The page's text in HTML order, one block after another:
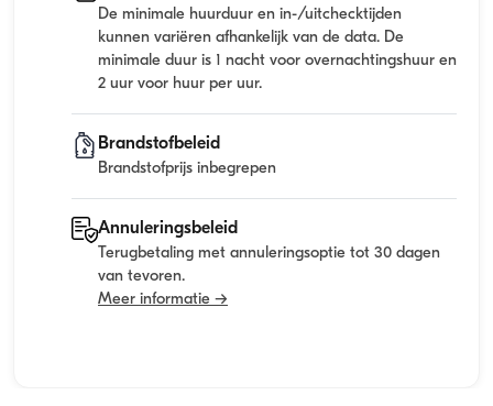
De minimale huurduur en in-/uitchecktijden
kunnen variëren afhankelijk van de data. De
minimale duur is 1 nacht voor overnachtingshuur en
2 uur voor huur per uur.
Brandstofbeleid
Brandstofprijs inbegrepen
Annuleringsbeleid
Terugbetaling met annuleringsoptie tot 30 dagen
van tevoren.
Meer informatie →